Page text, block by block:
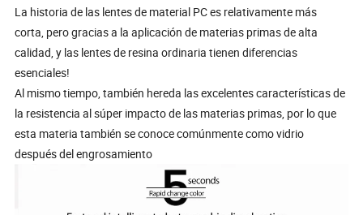
La historia de las lentes de material PC es relativamente más
corta, pero gracias a la aplicación de materias primas de alta
calidad, y las lentes de resina ordinaria tienen diferencias
esenciales!
Al mismo tiempo, también hereda las excelentes características de
la resistencia al súper impacto de las materias primas, por lo que
esta materia también se conoce comúnmente como vidrio
después del engrosamiento